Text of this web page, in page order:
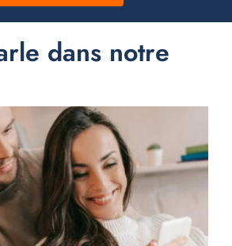
dans notre